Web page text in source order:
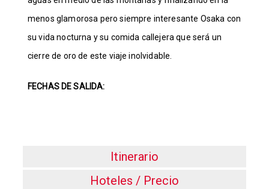
Itinerario
Hoteles / Precio
menos glamorosa pero siempre interesante Osaka con
su vida nocturna y su comida callejera que será un
cierre de oro de este viaje inolvidable.
FECHAS DE SALIDA: